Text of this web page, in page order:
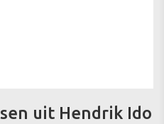
uit Hendrik Ido